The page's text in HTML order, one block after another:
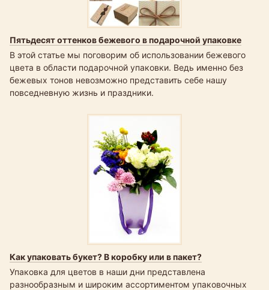
Пятьдесят оттенков бежевого в подарочной упаковке
В этой статье мы поговорим об использовании бежевого
цвета в области подарочной упаковки. Ведь именно без
бежевых тонов невозможно представить себе нашу
повседневную жизнь и праздники.
Как упаковать букет? В коробку или в пакет?
Упаковка для цветов в наши дни представлена
разнообразным и широким ассортиментом упаковочных